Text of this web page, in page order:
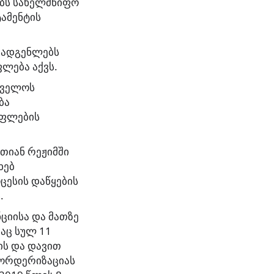
აქვს.
რეჟიმში
დაწყების
და მათზე
სულ 11
და დავით